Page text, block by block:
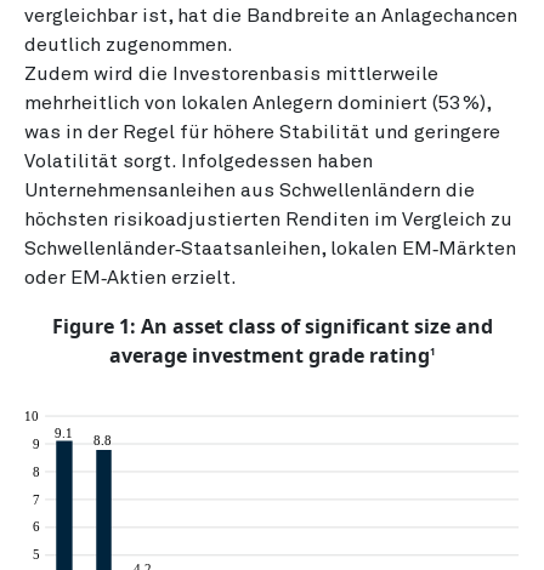
vergleichbar ist, hat die Bandbreite an Anlagechancen
deutlich zugenommen.
Zudem wird die Investorenbasis mittlerweile
mehrheitlich von lokalen Anlegern dominiert (53 %),
was in der Regel für höhere Stabilität und geringere
Volatilität sorgt. Infolgedessen haben
Unternehmensanleihen aus Schwellenländern die
höchsten risikoadjustierten Renditen im Vergleich zu
Schwellenländer‑Staatsanleihen, lokalen EM‑Märkten
oder EM‑Aktien erzielt.
Figure 1: An asset class of significant size and
average investment grade rating1